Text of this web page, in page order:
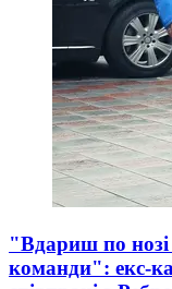
"Вдариш по нозі
команди": екс-